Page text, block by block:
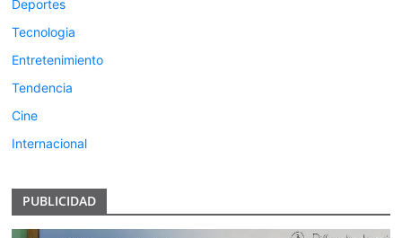
Deportes
Tecnologia
Entretenimiento
Tendencia
Cine
Internacional
PUBLICIDAD